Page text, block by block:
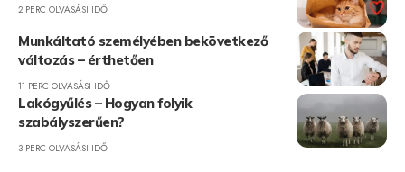
2 PERC OLVASÁSI IDŐ
Munkáltató személyében bekövetkező
változás – érthetően
11 PERC OLVASÁSI IDŐ
Lakógyűlés – Hogyan folyik
szabályszerűen?
3 PERC OLVASÁSI IDŐ